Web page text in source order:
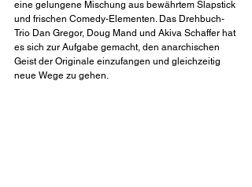
eine gelungene Mischung aus bewährtem Slapstick
und frischen Comedy-Elementen. Das Drehbuch-
Trio Dan Gregor, Doug Mand und Akiva Schaffer hat
es sich zur Aufgabe gemacht, den anarchischen
Geist der Originale einzufangen und gleichzeitig
neue Wege zu gehen.